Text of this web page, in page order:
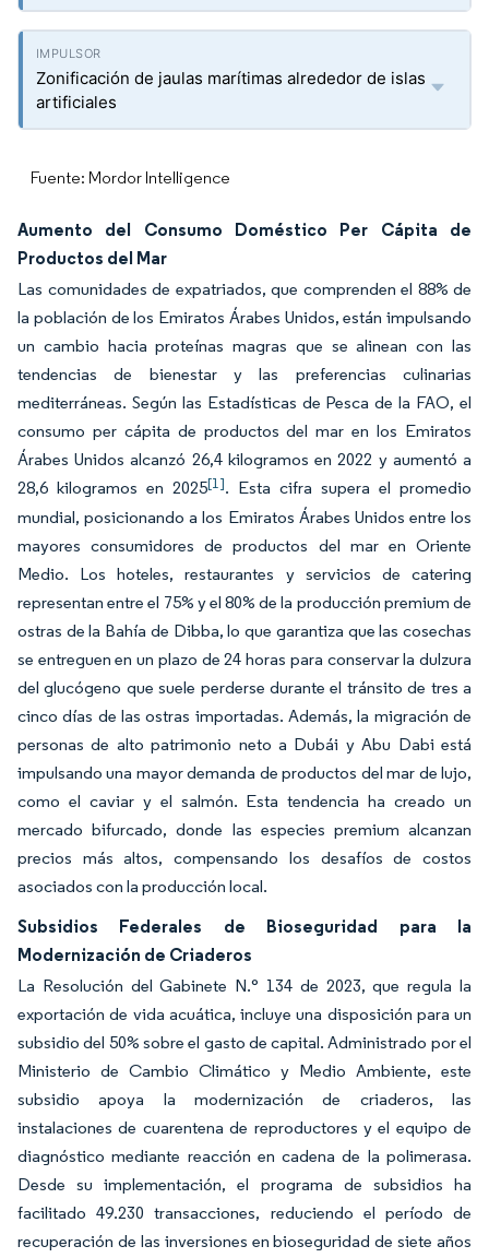
Zonificación de jaulas marítimas alrededor de islas
artificiales
Fuente: Mordor Intelligence
Aumento del Consumo Doméstico Per Cápita de
Productos del Mar
Las comunidades de expatriados, que comprenden el 88% de
la población de los Emiratos Árabes Unidos, están impulsando
un cambio hacia proteínas magras que se alinean con las
tendencias de bienestar y las preferencias culinarias
mediterráneas. Según las Estadísticas de Pesca de la FAO, el
consumo per cápita de productos del mar en los Emiratos
Árabes Unidos alcanzó 26,4 kilogramos en 2022 y aumentó a
28,6 kilogramos en 2025[1]. Esta cifra supera el promedio
mundial, posicionando a los Emiratos Árabes Unidos entre los
mayores consumidores de productos del mar en Oriente
Medio. Los hoteles, restaurantes y servicios de catering
representan entre el 75% y el 80% de la producción premium de
ostras de la Bahía de Dibba, lo que garantiza que las cosechas
se entreguen en un plazo de 24 horas para conservar la dulzura
del glucógeno que suele perderse durante el tránsito de tres a
cinco días de las ostras importadas. Además, la migración de
personas de alto patrimonio neto a Dubái y Abu Dabi está
impulsando una mayor demanda de productos del mar de lujo,
como el caviar y el salmón. Esta tendencia ha creado un
mercado bifurcado, donde las especies premium alcanzan
precios más altos, compensando los desafíos de costos
asociados con la producción local.
Subsidios Federales de Bioseguridad para la
Modernización de Criaderos
La Resolución del Gabinete N.° 134 de 2023, que regula la
exportación de vida acuática, incluye una disposición para un
subsidio del 50% sobre el gasto de capital. Administrado por el
Ministerio de Cambio Climático y Medio Ambiente, este
subsidio apoya la modernización de criaderos, las
instalaciones de cuarentena de reproductores y el equipo de
diagnóstico mediante reacción en cadena de la polimerasa.
Desde su implementación, el programa de subsidios ha
facilitado 49.230 transacciones, reduciendo el período de
recuperación de las inversiones en bioseguridad de siete años